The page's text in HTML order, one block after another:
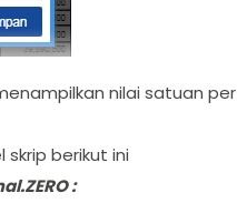
nilai satuan per
skrip berikut ini
: